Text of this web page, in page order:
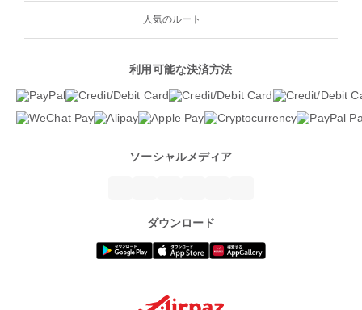
人気のルート
利用可能な決済方法
ソーシャルメディア
ダウンロード